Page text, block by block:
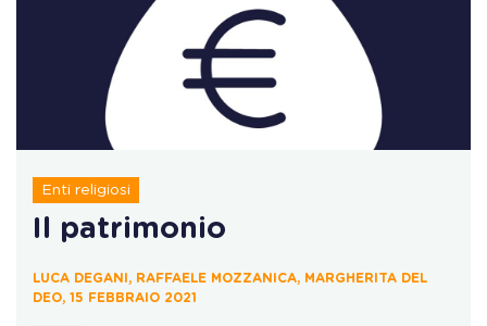
Enti religiosi
Il patrimonio
LUCA DEGANI, RAFFAELE MOZZANICA, MARGHERITA DEL
DEO, 15 FEBBRAIO 2021